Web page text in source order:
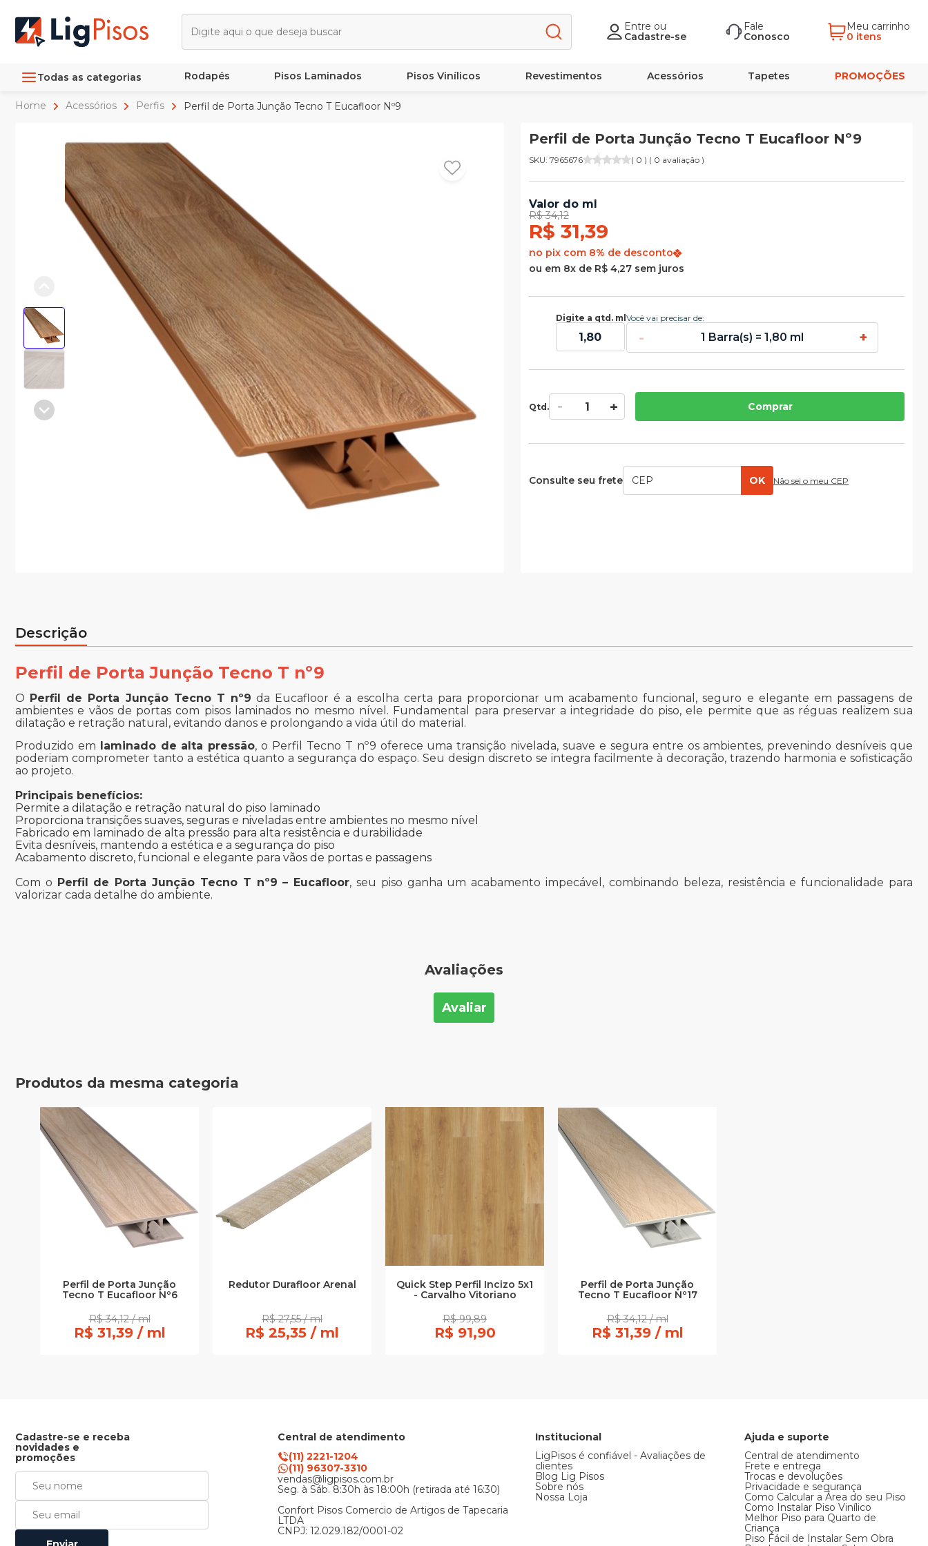
Entre ou
Cadastre-se
Fale
Conosco
Meu carrinho
0 itens
Todas as categorias Rodapés Pisos Laminados Pisos Vinílicos Revestimentos Acessórios Tapetes PROMOÇÕES
Home Acessórios Perfis Perfil de Porta Junção Tecno T Eucafloor Nº9
Perfil de Porta Junção Tecno T Eucafloor Nº9
SKU: 7965676 ( 0 ) ( 0 avaliação )
Valor do ml
R$ 34,12
R$ 31,39
no pix com 8% de desconto
ou em 8x de R$ 4,27 sem juros
Digite a qtd. ml Você vai precisar de:
- 1 Barra(s) = 1,80 ml +
Qtd. Comprar
Consulte seu frete OK Não sei o meu CEP
Descrição
Perfil de Porta Junção Tecno T nº9
O Perfil de Porta Junção Tecno T nº9 da Eucafloor é a escolha certa para proporcionar um acabamento funcional, seguro e elegante em passagens de
ambientes e vãos de portas com pisos laminados no mesmo nível. Fundamental para preservar a integridade do piso, ele permite que as réguas realizem sua
dilatação e retração natural, evitando danos e prolongando a vida útil do material.
Produzido em
laminado de alta pressão, o Perfil Tecno T nº9 oferece uma transição nivelada, suave e segura entre os ambientes, prevenindo desníveis que
poderiam comprometer tanto a estética quanto a segurança do espaço. Seu design discreto se integra facilmente à decoração, trazendo harmonia e sofisticação
ao projeto.
Principais benefícios:
Permite a dilatação e retração natural do piso laminado
Proporciona transições suaves, seguras e niveladas entre ambientes no mesmo nível
Fabricado em laminado de alta pressão para alta resistência e durabilidade
Evita desníveis, mantendo a estética e a segurança do piso
Acabamento discreto, funcional e elegante para vãos de portas e passagens
Com o Perfil de Porta Junção Tecno T nº9 – Eucafloor, seu piso ganha um acabamento impecável, combinando beleza, resistência e funcionalidade para
valorizar cada detalhe do ambiente.
Avaliações
Avaliar
Produtos da mesma categoria
Perfil de Porta Junção
Tecno T Eucafloor Nº6
R$ 34,12 / ml
R$ 31,39 / ml
Redutor Durafloor Arenal
R$ 27,55 / ml
R$ 25,35 / ml
Quick Step Perfil Incizo 5x1
- Carvalho Vitoriano
R$ 99,89
R$ 91,90
Perfil de Porta Junção
Tecno T Eucafloor Nº17
R$ 34,12 / ml
R$ 31,39 / ml
Cadastre-se e receba
novidades e
promoções
Central de atendimento
(11) 2221-1204
(11) 96307-3310
vendas@ligpisos.com.br
Seg. à Sáb. 8:30h às 18:00h (retirada até 16:30)
Confort Pisos Comercio de Artigos de Tapecaria
LTDA
CNPJ: 12.029.182/0001-02
Institucional
LigPisos é confiável - Avaliações de
clientes
Blog Lig Pisos
Sobre nós
Nossa Loja
Ajuda e suporte
Central de atendimento
Frete e entrega
Trocas e devoluções
Privacidade e segurança
Como Calcular a Área do seu Piso
Como Instalar Piso Vinílico
Melhor Piso para Quarto de
Criança
Piso Fácil de Instalar Sem Obra